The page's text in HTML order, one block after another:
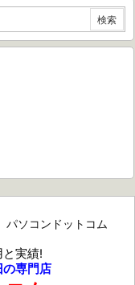
実績!
専門店